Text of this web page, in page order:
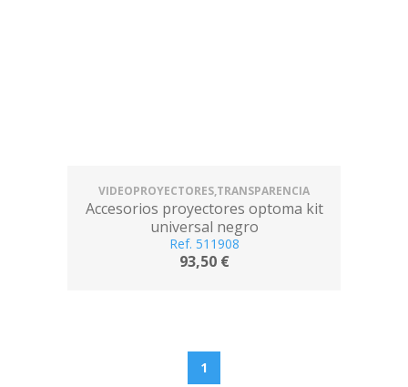
VIDEOPROYECTORES,TRANSPARENCIA
Accesorios proyectores optoma kit
universal negro
Ref. 511908
93,50 €
1